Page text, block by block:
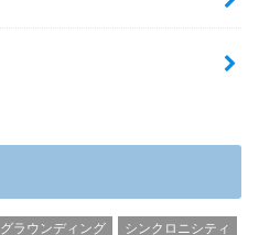
グラウンディング シンクロニシティ